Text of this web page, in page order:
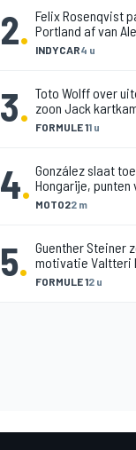
2. INDYCAR4 u
Felix Rosenqvist
Portland af van
3. FORMULE 11 u
Toto Wolff over
zoon Jack
4. MOTO22 m
González slaat
Hongarije, punten
5. FORMULE 12 u
Guenther Steiner
motivatie Valtteri